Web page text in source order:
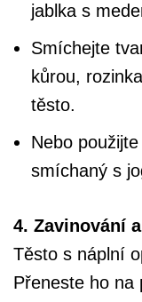
jablka s
Smíchejte
kůrou,
těsto.
Nebo
smíchaný s
4. Zavinování
Těsto s náplní
Přeneste ho na